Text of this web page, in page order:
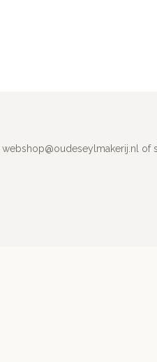
webshop@oudeseylmakerij.nl of